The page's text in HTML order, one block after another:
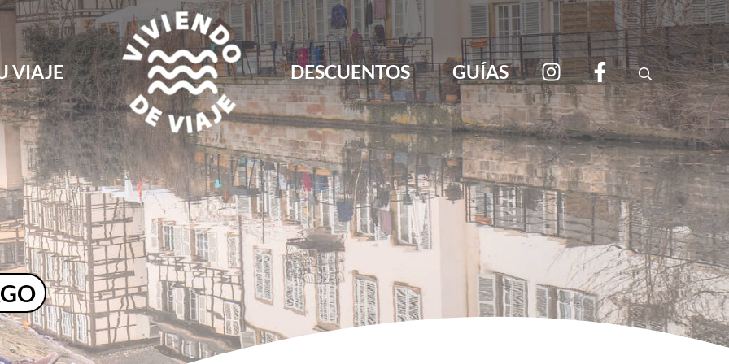
VIAJE
Viviendo de Viaje
Blog de viajes, rutas, guías y consejos para viajar por libre
DESCUENTOS GUÍAS Search